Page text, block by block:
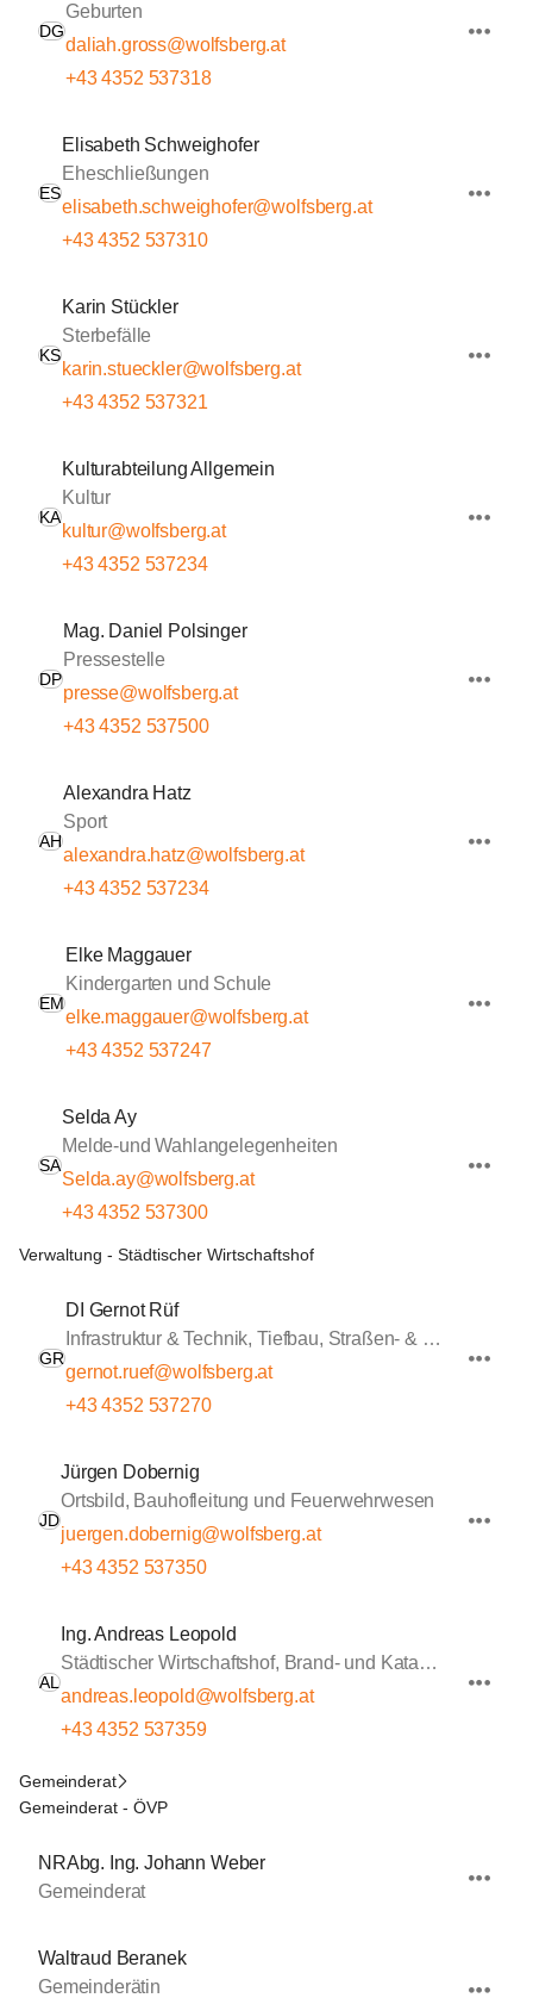
DG
Geburten
daliah.gross@wolfsberg.at
+43 4352 537318
ES
Elisabeth Schweighofer
Eheschließungen
elisabeth.schweighofer@wolfsberg.at
+43 4352 537310
KS
Karin Stückler
Sterbefälle
karin.stueckler@wolfsberg.at
+43 4352 537321
KA
Kulturabteilung Allgemein
Kultur
kultur@wolfsberg.at
+43 4352 537234
DP
Mag. Daniel Polsinger
Pressestelle
presse@wolfsberg.at
+43 4352 537500
AH
Alexandra Hatz
Sport
alexandra.hatz@wolfsberg.at
+43 4352 537234
EM
Elke Maggauer
Kindergarten und Schule
elke.maggauer@wolfsberg.at
+43 4352 537247
SA
Selda Ay
Melde-und Wahlangelegenheiten
Selda.ay@wolfsberg.at
+43 4352 537300
Verwaltung - Städtischer Wirtschaftshof
GR
DI Gernot Rüf
Infrastruktur & Technik, Tiefbau, Straßen- & Wasserbau
gernot.ruef@wolfsberg.at
+43 4352 537270
JD
Jürgen Dobernig
Ortsbild, Bauhofleitung und Feuerwehrwesen
juergen.dobernig@wolfsberg.at
+43 4352 537350
AL
Ing. Andreas Leopold
Städtischer Wirtschaftshof, Brand- und Katastrophenschutz, Sportstätten
andreas.leopold@wolfsberg.at
+43 4352 537359
Gemeinderat
Gemeinderat - ÖVP
NRAbg. Ing. Johann Weber
Gemeinderat
Waltraud Beranek
Gemeinderätin